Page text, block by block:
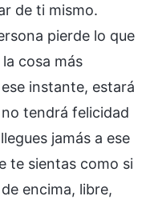
de ti mismo.
pierde lo que
cosa más
instante, estará
tendrá felicidad
jamás a ese
te sientas como si
encima, libre,